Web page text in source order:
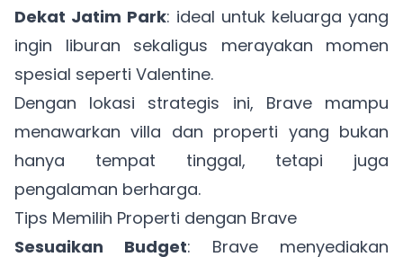
Dekat Jatim Park: ideal untuk keluarga yang
ingin liburan sekaligus merayakan momen
spesial seperti Valentine.
Dengan lokasi strategis ini, Brave mampu
menawarkan villa dan properti yang bukan
hanya tempat tinggal, tetapi juga
pengalaman berharga.
Tips Memilih Properti dengan Brave
Sesuaikan Budget: Brave menyediakan